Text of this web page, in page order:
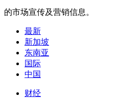
的市场宣传及营销信息。
最新
新加坡
东南亚
国际
中国
财经